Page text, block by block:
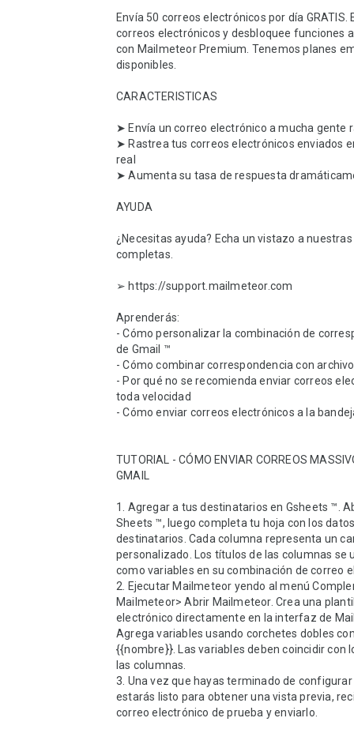
Envía 50 correos electrónicos por día GRATIS.
correos electrónicos y desbloquee funciones
con Mailmeteor Premium. Tenemos planes
disponibles.
CARACTERISTICAS
➤ Envía un correo electrónico a mucha gente
➤ Rastrea tus correos electrónicos enviados
real
➤ Aumenta su tasa de respuesta
AYUDA
¿Necesitas ayuda? Echa un vistazo a
completas.
➢ https://support.mailmeteor.com
Aprenderás:
- Cómo personalizar la combinación de
de Gmail ™
- Cómo combinar correspondencia con
- Por qué no se recomienda enviar correos
toda velocidad
- Cómo enviar correos electrónicos a la
TUTORIAL - CÓMO ENVIAR CORREOS
GMAIL
1. Agregar a tus destinatarios en Gsheets ™.
Sheets ™, luego completa tu hoja con los
destinatarios. Cada columna representa un
personalizado. Los títulos de las columnas se
como variables en su combinación de correo
2. Ejecutar Mailmeteor yendo al menú
Mailmeteor> Abrir Mailmeteor. Crea una
electrónico directamente en la interfaz de
Agrega variables usando corchetes dobles
{{nombre}}. Las variables deben coincidir con
las columnas.
3. Una vez que hayas terminado de
estarás listo para obtener una vista previa,
correo electrónico de prueba y enviarlo.